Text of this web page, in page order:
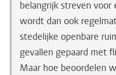
belangrijk streven voor
wordt dan ook
stedelijke openbare
gevallen gepaard met
Maar hoe beoordelen